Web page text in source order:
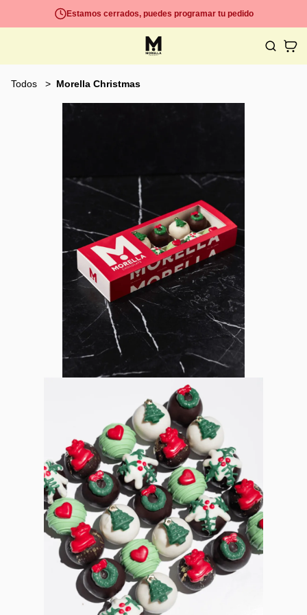
Estamos cerrados, puedes programar tu pedido
Todos Morella Christmas